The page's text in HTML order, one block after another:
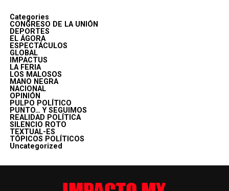
Categories
CONGRESO DE LA UNIÓN
DEPORTES
EL ÁGORA
ESPECTÁCULOS
GLOBAL
IMPACTUS
LA FERIA
LOS MALOSOS
MANO NEGRA
NACIONAL
OPINIÓN
PULPO POLÍTICO
PUNTO… Y SEGUIMOS
REALIDAD POLÍTICA
SILENCIO ROTO
TEXTUAL-ES
TÓPICOS POLÍTICOS
Uncategorized